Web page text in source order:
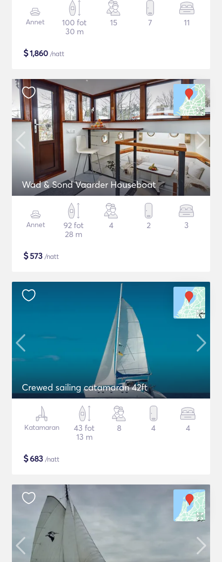
Annet
100 fot
30 m
15 7 11
$1,860 /natt
Wad & Sond Vaarder Houseboat
Annet
92 fot
28 m
4 2 3
$573 /natt
Crewed sailing catamaran 42ft
Katamaran
43 fot
13 m
8 4 4
$683 /natt